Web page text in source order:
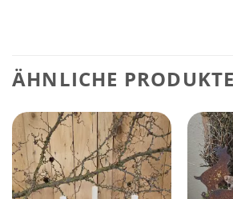
ÄHNLICHE PRODUKTE